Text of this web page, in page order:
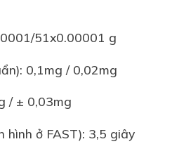
51x0.00001 g
0,1mg / 0,02mg
/ ± 0,03mg
hình ở FAST): 3,5 giây